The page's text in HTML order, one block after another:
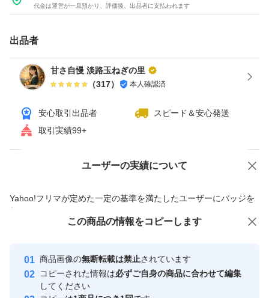
代金は運営が一旦預かり、評価後、出品者に支払われます
出品者
甘さ自慢 淡路玉ねぎの里
（317） 本人確認済
安心取引出品者
スピード＆安心発送
取引実績99+
ユーザーの実績について
Yahoo!フリマが定めた一定の基準を満たしたユーザーにバッジを
付与しています
安心取引出品者
心・安全なユーザーです
取引実績
価格の相談 商品への質問
この商品の情報をコピーします
商品画像の無断転載は禁止されています
コピーされた情報は必ずご自身の商品に合わせて編集
してください
この商品をみている人にオススメ